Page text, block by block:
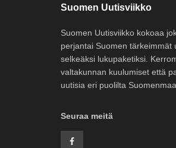
Suomen Uutisviikko
Suomen Uutisviikko kokoaa
perjantai Suomen tärkeimmät
selkeäksi lukupaketiksi.
valtakunnan kuulumiset että
uutisia eri puolilta
Seuraa meitä